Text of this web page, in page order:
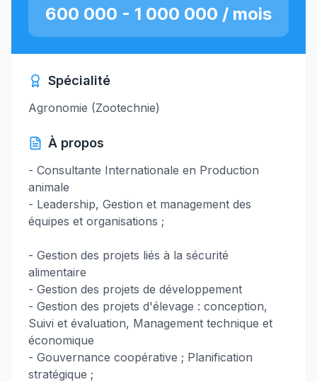
600 000 - 1 000 000 / mois
Spécialité
Agronomie (Zootechnie)
À propos
- Consultante Internationale en Production
animale
- Leadership, Gestion et management des
équipes et organisations ;
- Gestion des projets liés à la sécurité
alimentaire
- Gestion des projets de développement
- Gestion des projets d'élevage : conception,
Suivi et évaluation, Management technique et
économique
- Gouvernance coopérative ; Planification
stratégique ;